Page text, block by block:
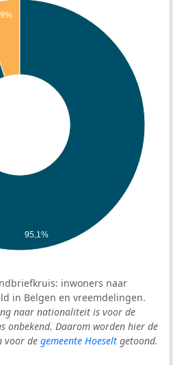
95,1%
inwoners naar
in Belgen en vreemdelingen.
naar nationaliteit is voor de
onbekend. Daarom worden hier de
voor de gemeente Hoeselt getoond.